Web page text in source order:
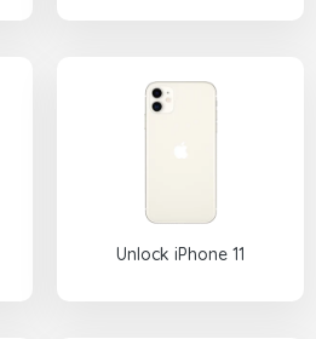
Unlock iPhone 11